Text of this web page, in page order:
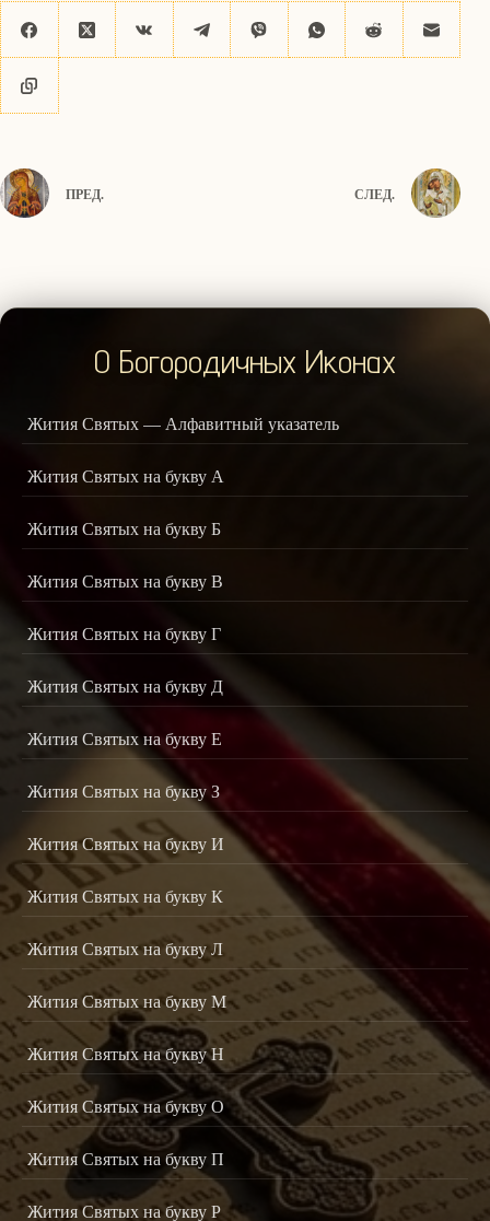
ПРЕД. СЛЕД.
О Богородичных Иконах
Жития Святых — Алфавитный указатель
Жития Святых на букву А
Жития Святых на букву Б
Жития Святых на букву В
Жития Святых на букву Г
Жития Святых на букву Д
Жития Святых на букву Е
Жития Святых на букву З
Жития Святых на букву И
Жития Святых на букву К
Жития Святых на букву Л
Жития Святых на букву М
Жития Святых на букву Н
Жития Святых на букву О
Жития Святых на букву П
Жития Святых на букву Р